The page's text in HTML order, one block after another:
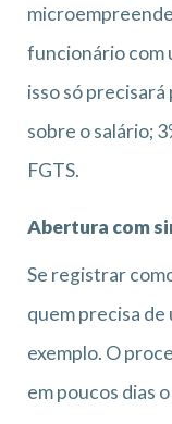
funcionário com
isso só
sobre o salário;
FGTS.
Abertura com
Se registrar
quem precisa de
exemplo. O
em poucos dias